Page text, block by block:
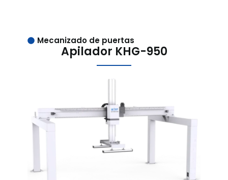
Mecanizado de puertas
Apilador KHG-950